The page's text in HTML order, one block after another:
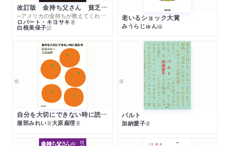
改訂版 金持ち父さん 貧乏父さん
─アメリカの金持ちが教えてくれるお金の哲学
ロバート・キヨサキ著
白根美保子訳
老いるショック大賞
みうらじゅん編
自分を大切にできない時に読む本
服部みれい著大原扁理著
パルト
加納愛子著